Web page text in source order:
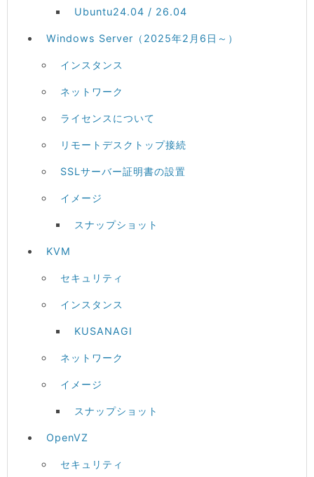
Ubuntu24.04 / 26.04
Windows Server（2025年2月6日～）
インスタンス
ネットワーク
ライセンスについて
リモートデスクトップ接続
SSLサーバー証明書の設置
イメージ
スナップショット
KVM
セキュリティ
インスタンス
KUSANAGI
ネットワーク
イメージ
スナップショット
OpenVZ
セキュリティ